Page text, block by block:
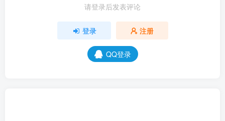
请登录后发表评论
登录 注册
QQ登录